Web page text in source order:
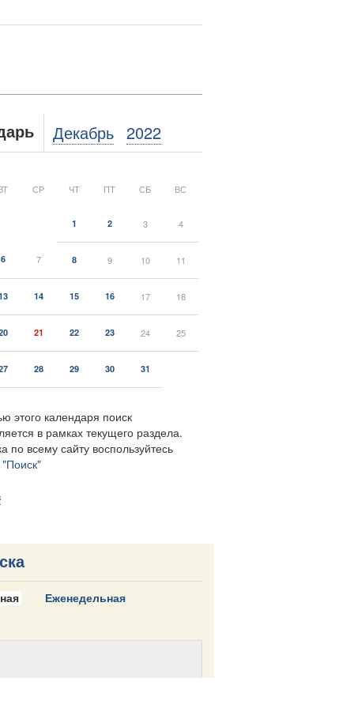
Декабрь 2022
СР ЧТ ПТ СБ ВС
1 2 3 4
6 7 8 9 10 11
14 15 16 17 18
21 22 23 24 25
28 29 30 31
этого календаря поиск
в рамках текущего раздела.
по всему сайту воспользуйтесь
"Поиск"
Еженедельная